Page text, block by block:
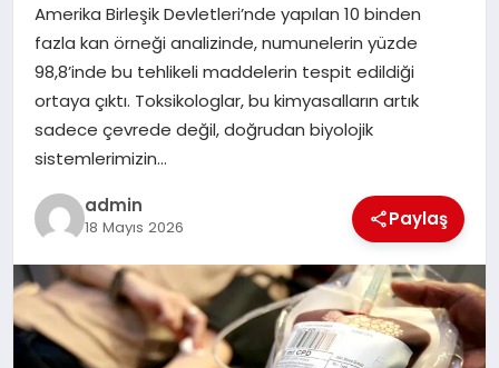
TEKNOLOJI
Amerika Birleşik Devletleri’nde yapılan 10 binden
fazla kan örneği analizinde, numunelerin yüzde
98,8’inde bu tehlikeli maddelerin tespit edildiği
ortaya çıktı. Toksikologlar, bu kimyasalların artık
sadece çevrede değil, doğrudan biyolojik
sistemlerimizin…
admin
18 Mayıs 2026 Paylaş